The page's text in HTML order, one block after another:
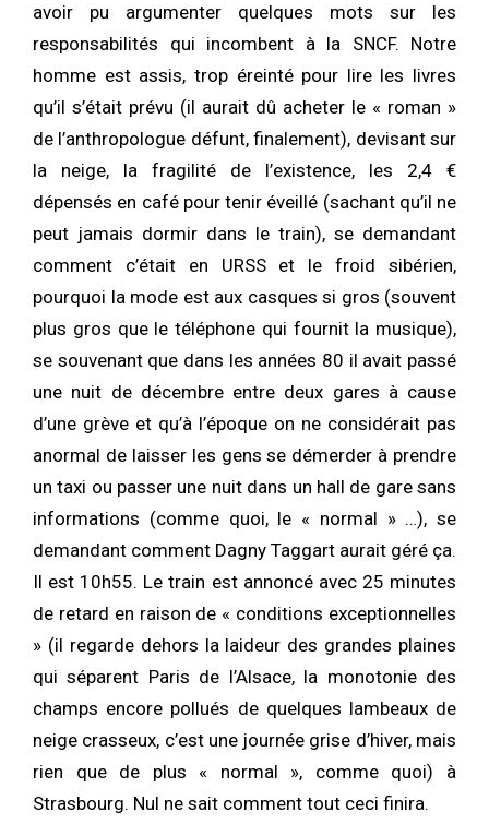
avoir pu argumenter quelques mots sur les
responsabilités qui incombent à la SNCF. Notre
homme est assis, trop éreinté pour lire les livres
qu’il s’était prévu (il aurait dû acheter le « roman »
de l’anthropologue défunt, finalement), devisant sur
la neige, la fragilité de l’existence, les 2,4 €
dépensés en café pour tenir éveillé (sachant qu’il ne
peut jamais dormir dans le train), se demandant
comment c’était en URSS et le froid sibérien,
pourquoi la mode est aux casques si gros (souvent
plus gros que le téléphone qui fournit la musique),
se souvenant que dans les années 80 il avait passé
une nuit de décembre entre deux gares à cause
d’une grève et qu’à l’époque on ne considérait pas
anormal de laisser les gens se démerder à prendre
un taxi ou passer une nuit dans un hall de gare sans
informations (comme quoi, le « normal » …), se
demandant comment Dagny Taggart aurait géré ça.
Il est 10h55. Le train est annoncé avec 25 minutes
de retard en raison de « conditions exceptionnelles
» (il regarde dehors la laideur des grandes plaines
qui séparent Paris de l’Alsace, la monotonie des
champs encore pollués de quelques lambeaux de
neige crasseux, c’est une journée grise d’hiver, mais
rien que de plus « normal », comme quoi) à
Strasbourg. Nul ne sait comment tout ceci finira.